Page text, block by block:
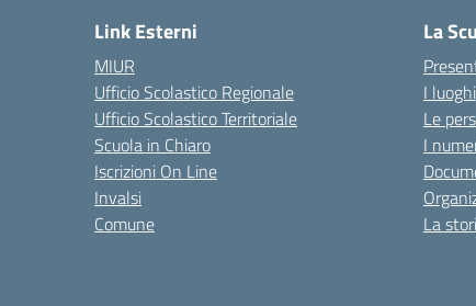
Link Esterni
MIUR
Ufficio Scolastico Regionale
Ufficio Scolastico Territoriale
Scuola in Chiaro
Iscrizioni On Line
Invalsi
Comune
La
I luoghi
Le
I
La